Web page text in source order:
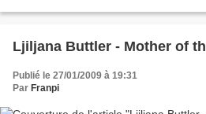
Ljiljana Buttler - Mother of
Publié le 27/01/2009 à 19:31
Par Franpi